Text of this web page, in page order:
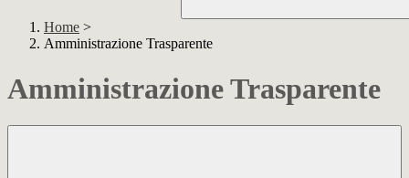
Home >
Amministrazione Trasparente
Amministrazione Trasparente